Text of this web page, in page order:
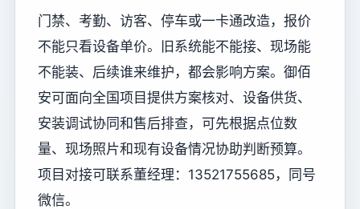
门禁、考勤、访客、停车或一卡通改造，报价
不能只看设备单价。旧系统能不能接、现场能
不能装、后续谁来维护，都会影响方案。御佰
安可面向全国项目提供方案核对、设备供货、
安装调试协同和售后排查，可先根据点位数
量、现场照片和现有设备情况协助判断预算。
项目对接可联系董经理：13521755685，同号
微信。